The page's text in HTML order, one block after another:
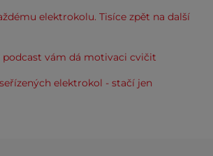
elektrokolu. Tisíce zpět na další
podcast vám dá motivaci cvičit
elektrokol - stačí jen